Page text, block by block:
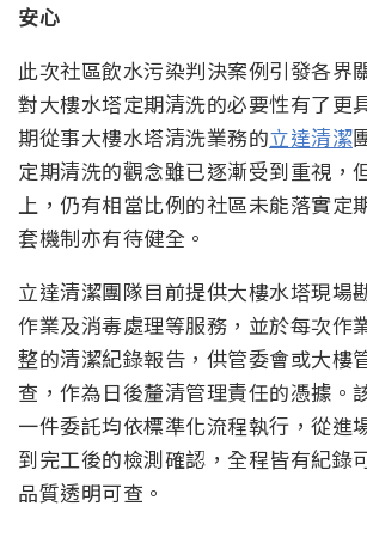
安心
此次社區飲水污染判決案例引發各界
對大樓水塔定期清洗的必要性有了更
期從事大樓水塔清洗業務的立達清潔
定期清洗的觀念雖已逐漸受到重視，
上，仍有相當比例的社區未能落實定
套機制亦有待健全。
立達清潔團隊目前提供大樓水塔現場
作業及消毒處理等服務，並於每次作
整的清潔紀錄報告，供管委會或大樓
查，作為日後釐清管理責任的憑據。
一件委託均依標準化流程執行，從進
到完工後的檢測確認，全程皆有紀錄
品質透明可查。